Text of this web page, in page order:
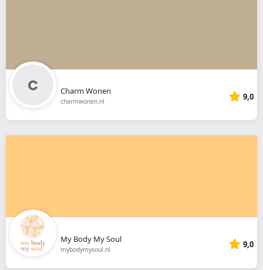
Charm Wonen
charmwonen.nl 9,0
My Body My Soul
mybodymysoul.nl 9,0